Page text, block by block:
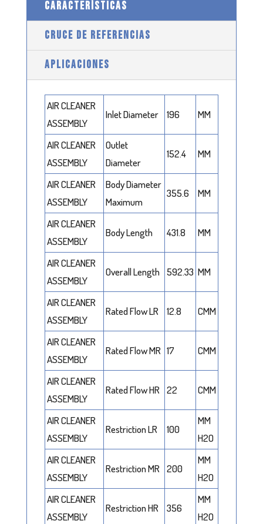
CARACTERÍSTICAS
CRUCE DE REFERENCIAS
APLICACIONES
AIR CLEANER
ASSEMBLY
Inlet Diameter 196 MM
AIR CLEANER
ASSEMBLY
Outlet
Diameter
152.4 MM
AIR CLEANER
ASSEMBLY
Body Diameter
Maximum
355.6 MM
AIR CLEANER
ASSEMBLY
Body Length 431.8 MM
AIR CLEANER
ASSEMBLY
Overall Length 592.33 MM
AIR CLEANER
ASSEMBLY
Rated Flow LR 12.8 CMM
AIR CLEANER
ASSEMBLY
Rated Flow MR 17 CMM
AIR CLEANER
ASSEMBLY
Rated Flow HR 22 CMM
AIR CLEANER
ASSEMBLY
Restriction LR 100
MM
H2O
AIR CLEANER
ASSEMBLY
Restriction MR 200
MM
H2O
AIR CLEANER
ASSEMBLY
Restriction HR 356
MM
H2O